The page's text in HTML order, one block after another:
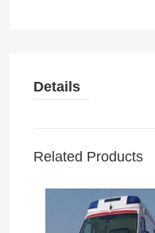
Details
Related Products